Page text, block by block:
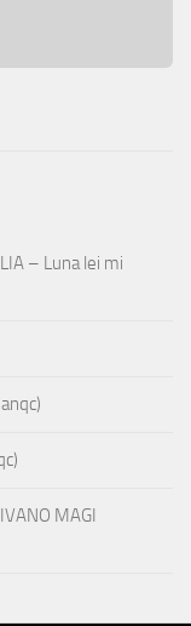
– Luna lei mi
MAGI